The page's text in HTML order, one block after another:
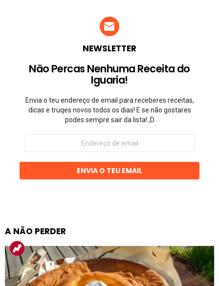
NEWSLETTER
Não Percas Nenhuma Receita do
Iguaria!
Envia o teu endereço de email para receberes receitas,
dicas e truqes novos todos os dias! E se não gostares
podes sempre sair da lista! ;D
Endereço
email
ENVIA O TEU EMAIL
A NÃO PERDER